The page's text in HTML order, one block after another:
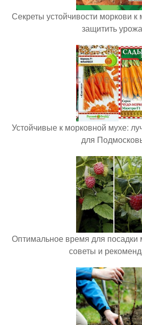
Секреты устойчивости моркови к
защитить
Устойчивые к морковной мухе:
для
Оптимальное время для посадки
советы и